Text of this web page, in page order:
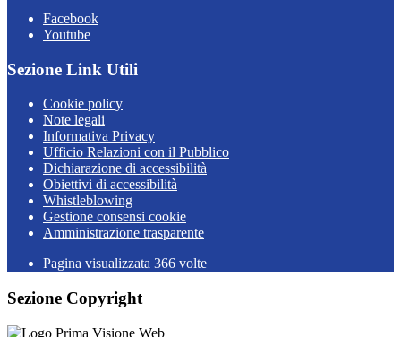
Facebook
Youtube
Sezione Link Utili
Cookie policy
Note legali
Informativa Privacy
Ufficio Relazioni con il Pubblico
Dichiarazione di accessibilità
Obiettivi di accessibilità
Whistleblowing
Gestione consensi cookie
Amministrazione trasparente
Pagina visualizzata 366 volte
Sezione Copyright